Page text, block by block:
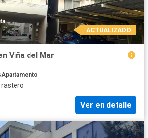
ACTUALIZADO
Viña del Mar
Apartamento
Ver en detalle